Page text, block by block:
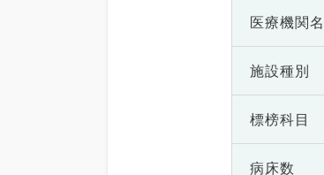
医療機関名
施設種別
標榜科目
病床数